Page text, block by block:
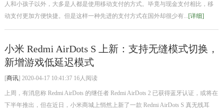
人和小孩子以外，大多是人都是使用移动支付的方式。毕竟与现金支付相比，移
动支付更加方便快捷。但是这样一种先进的支付方式在国外却很少有...[详细]
小米 Redmi AirDots S 上新：支持无缝模式切换，
新增游戏低延迟模式
[商讯] 2020-04-17 10:41:37 16人阅读
上周，有消息称 Redmi AirDots 的继任者 Redmi AirDots 2 已获得蓝牙认证，或将在
下半年推出，但在近日，小米商城上悄然上新了一款 Redmi AirDots S 真无线耳